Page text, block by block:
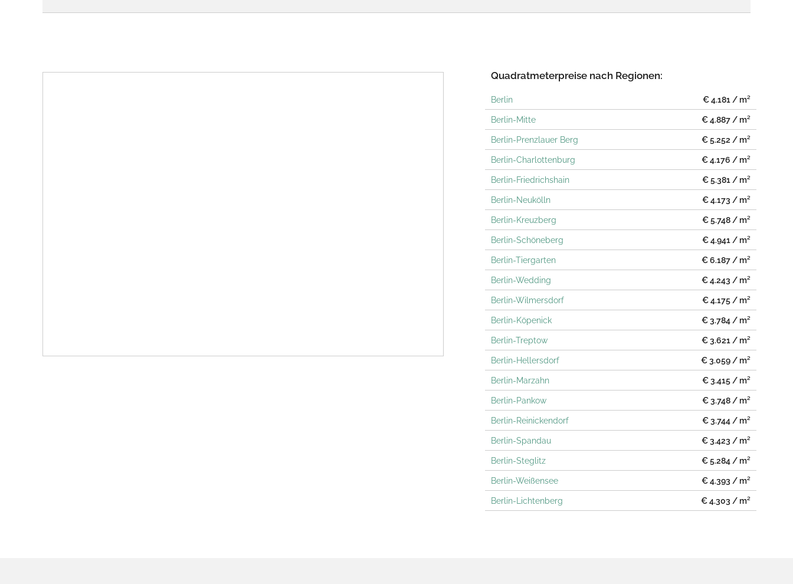
Quadratmeterpreise nach Regionen:
Berlin € 4.181 / m²
Berlin-Mitte € 4.887 / m²
Berlin-Prenzlauer Berg € 5.252 / m²
Berlin-Charlottenburg € 4.176 / m²
Berlin-Friedrichshain € 5.381 / m²
Berlin-Neukölln € 4.173 / m²
Berlin-Kreuzberg € 5.748 / m²
Berlin-Schöneberg € 4.941 / m²
Berlin-Tiergarten € 6.187 / m²
Berlin-Wedding € 4.243 / m²
Berlin-Wilmersdorf € 4.175 / m²
Berlin-Köpenick € 3.784 / m²
Berlin-Treptow € 3.621 / m²
Berlin-Hellersdorf € 3.059 / m²
Berlin-Marzahn € 3.415 / m²
Berlin-Pankow € 3.748 / m²
Berlin-Reinickendorf € 3.744 / m²
Berlin-Spandau € 3.423 / m²
Berlin-Steglitz € 5.284 / m²
Berlin-Weißensee € 4.393 / m²
Berlin-Lichtenberg € 4.303 / m²